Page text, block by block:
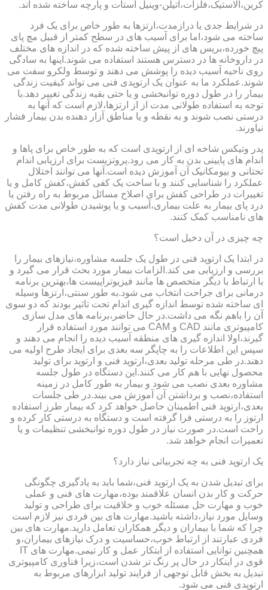
کربن،الاستیک،فلزات،اتیلن-وینیل استات و پارچه ساخته شده اند.
در شرایط جدی یا درازمدت،ارتزها به طور خاص برای یک فرد
ساخته می شود،اما برای آسیب های در سطح کمتر از قبیل مچ پای
پیچ خورده،بریس های از پیش ساخته شده که در اندازه های مختلف
در داروخانه ها در دسترس هستند استفاده می شوند.اینها به سادگی
روی ناحیه آسیب دیده را پوشش می دهند و توسط ولکرو سفت می
شوند.عملکرد ما به عنوان یک ارتوپدی فنی می تواند کیفیت زندگی
بیمار را در طول دوره توانبخشی و یا حتی بقیه زندگی تغییر دهد.با
توجه به استفاده طولانی مدت از از ارتزها،لازم است که آنها به
درستی نصب شوند و به نقطه و یا مناطق آزار دهنده بدن بیمار فشار
نیاورند.
پدر وتیکس شاخه ای از ارتوپدی است که به طور خاص برای پاها و
اندام های پایینی بدن به کار می رود.پروتزیست برای ارزیابی اندام
تحتانی و بیومکانیک آن آموزش دیده است.آنها می توانند اختلال
عملکرد را شناسایی کنند و با ساخت یک کفی کفش،کفش کامل و یا
تغییرات در طراحی کفش برای اصلاح مسائل مربوط به راه رفتن یا
درد پای بیمار به علت بیماری،آسیب و یا پوشیدن طولانی مدت کفش
های نامناسب کمک کنند.
چه چیزی در آن دخیل است؟
در ابتدا یک ارتوپد فنی در طول یک جلسه مشاوره،نیازهای بیمار را
بررسی و ارزیابی می کند.الزامات بیمار مورد بحث قرار می گیرد و
با ارتباط با دیگر متخصص ها مانند فیزیوتراپیست ها،بهترین برنامه
درمانی برای جراحت انتخاب می شود.به طور سنتی،ارتزها وسیله
ای ساخته شده توسط اندازه گیری اندام تحت تاثیر بودند که دو سوی
آن را باهم نگه می داشت.در حال حاضر،برنامه های مدل سازی
کامپیوتری مانند CAD و CAM می توانند مورد استفاده قرار
گیرند،اولا اندازه گیری های منطقه آسیب دیده را انجام می دهند و
سپس این اطلاعات را به چاپگر سه بعدی برای ایجاد طرح اولیه می
دهند.در طی مرحله تولید بعدی،ارتوپد فنی و ارتوپد برای تولید
محصول نهایی با هم کار می کنند.این دستگاه در طول جلسه
مشاوره بعدی نصب می شود و بیمار به طور کامل در زمینه
استفاده،نصب و برداشتن آن آموزش می بیند.در طی جلسات
بعدی،ارتوپد فنی اطمینان حاصل خواهد کرد که بیمار طرز استفاده
ارتوز را به درستی فرا گرفته است و دستگاه به درستی کار کرده و
راحت است.در صورت نیاز در طول دوره توانبخشی تنظیمات و یا
تعمیرات انجام خواهد شد.
یک ارتوپد فنی به چه تجربیاتی نیاز دارد؟
برای تبدیل شدن به یک ارتوپد فنی،شما باید به یادگیری چگونگی
حرکت و کار بدن انسان علاقمند بوده،مهارت های فنی و عملی
خوب و مهارت حل مسئله خوب و خلاقیت برای طراحی و تولید
وسایل مورد نیاز،داشته باشید.مهارت های بین فردی نیز لازم است
چرا که شما با بیماران و دیگر همکاران تعامل دارید.مهارت های بین
فردی عبارتند از ارتباط خوب،حساسیت و درک نیازهای بیماران،و
همچنین توانایی استفاده از ابتکار عمل و کار تیمی.مهارت های IT
قوی در اینکار در حال پر رنگ تر شدن است،زیرا فناوری کامپیوتری
تبدیل به بخش قابل توجهی از فرایند تولید ابزارهای مربوط به
ارتوپدی فنی می شود.